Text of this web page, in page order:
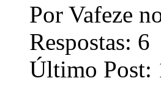
Por Vafeze
Respostas: 6
Último Post: